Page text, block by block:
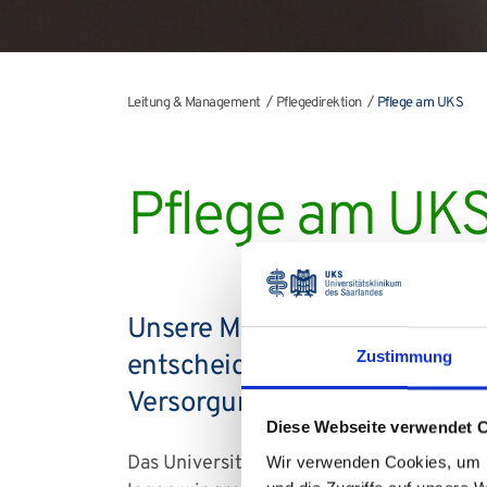
Zustimmung
Diese Webseite verwendet
Wir verwenden Cookies,
Leitung & Management Pflegedirektion Pflege am UKS
Pflege am
Unsere Mitarbeiterinnen
entscheidend dazu bei,
Versorgung zu bieten.
Das Universitätsklinikum des